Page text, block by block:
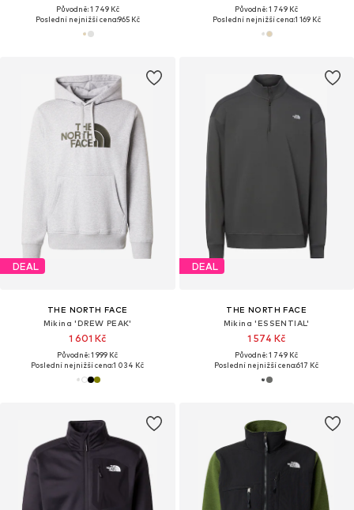
Původně: 1 749 Kč
Poslední nejnižší cena:965 Kč
Původně: 1 749 Kč
Poslední nejnižší cena:1 169 Kč
DEAL
THE NORTH FACE
Mikina 'DREW PEAK'
1 601 Kč
Původně: 1 999 Kč
Poslední nejnižší cena:1 034 Kč
DEAL
THE NORTH FACE
Mikina 'ESSENTIAL'
1 574 Kč
Původně: 1 749 Kč
Poslední nejnižší cena:617 Kč